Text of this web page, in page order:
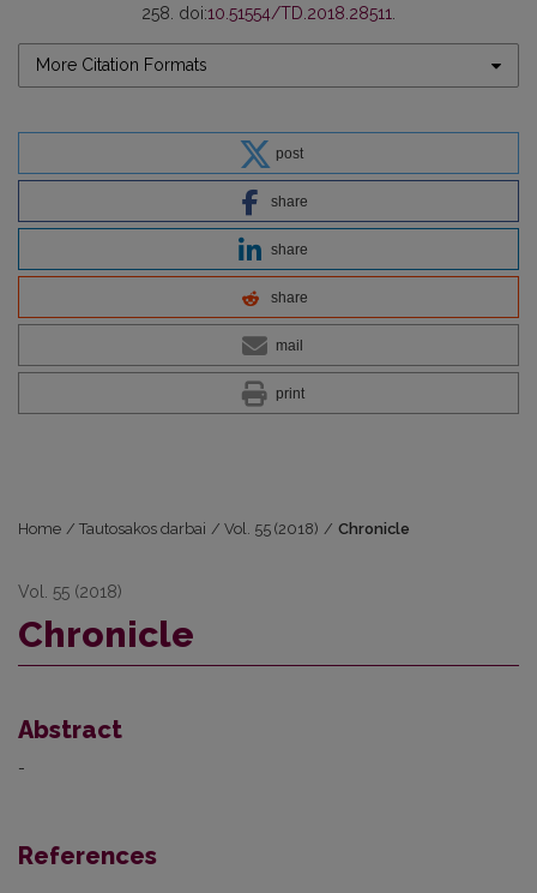
258. doi:10.51554/TD.2018.28511.
More Citation Formats
post
share
share
share
mail
print
Home / Tautosakos darbai / Vol. 55 (2018) / Chronicle
Vol. 55 (2018)
Chronicle
Abstract
-
References